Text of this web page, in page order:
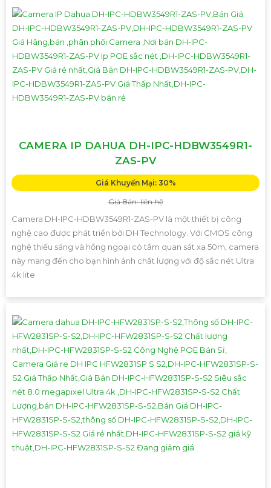
CAMERA IP DAHUA DH-IPC-HDBW3549R1-
ZAS-PV
Giá Khuyến Mại: 30%
Giá Bán: liên hệ
Camera DH-IPC-HDBW3549R1-ZAS-PV là một thiết bị công
nghệ cao được phát triển bởi DH Technology. Với CMOS công
nghệ thiếu sáng và hồng ngoại có tầm quan sát xa 50m, camera
này mang đến cho bạn hình ảnh chất lượng với độ sắc nét Ultra
4k lite